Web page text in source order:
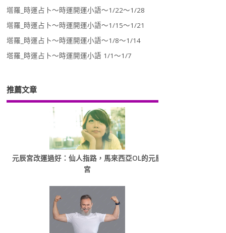
塔羅_時運占卜～時運開運小語～1/22～1/28
塔羅_時運占卜～時運開運小語～1/15～1/21
塔羅_時運占卜～時運開運小語～1/8～1/14
塔羅_時運占卜～時運開運小語 1/1～1/7
推薦文章
元辰宮改運過好：仙人指路，馬來西亞OL的元辰
宮